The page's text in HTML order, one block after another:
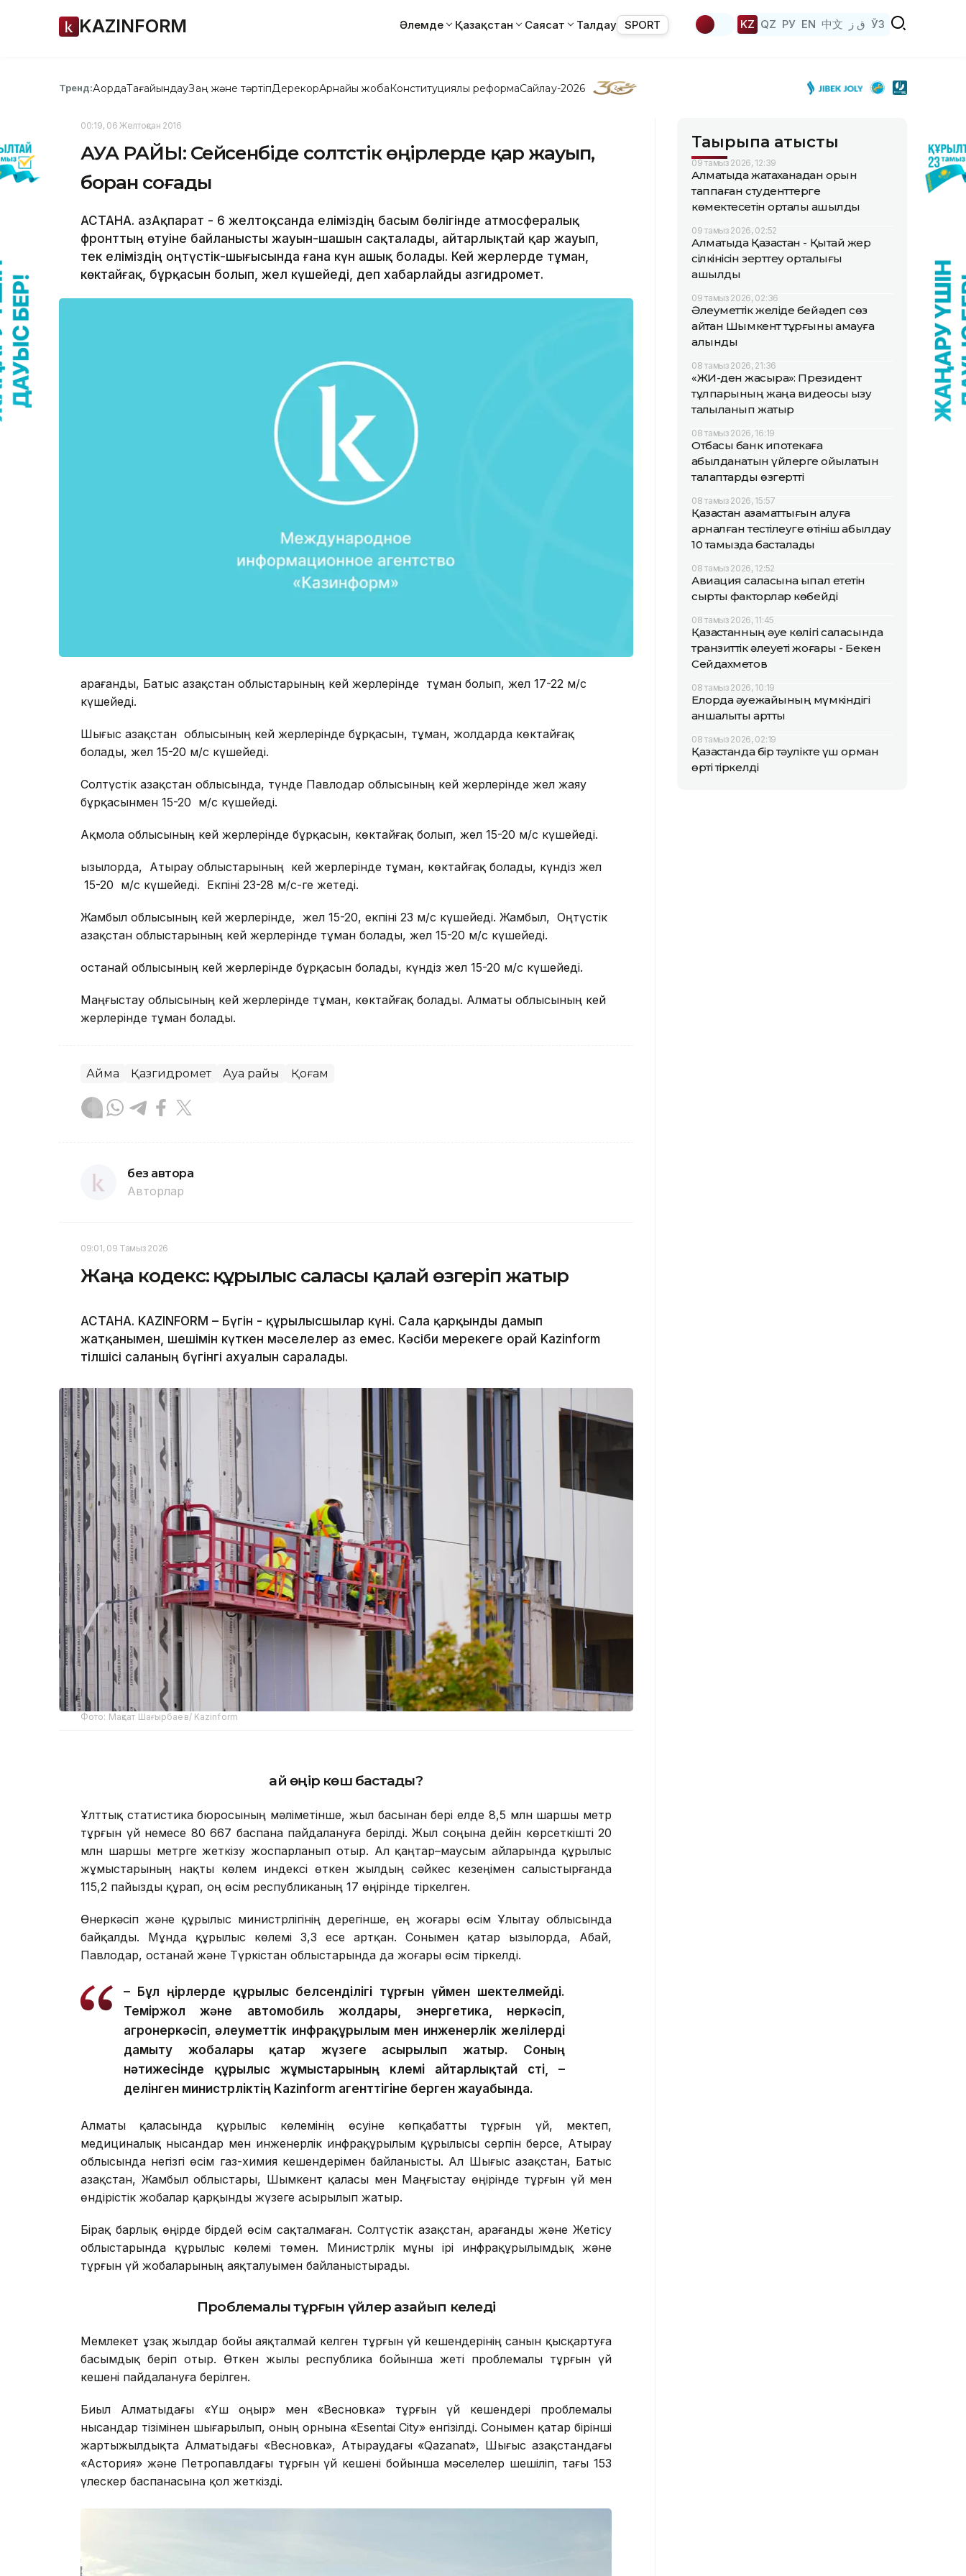
KAZINFORM Әлемде Қазақстан Саясат Талдау SPORT KZ QZ РУ EN 中文 ق ز ЎЗ
Тренд:АқордаТағайындауЗаң және тәртіпДерекқорАрнайы жобаКонституциялық реформаСайлау-2026
00:19, 06 Желтоқсан 2016
АУА РАЙЫ: Сейсенбіде солтүстік өңірлерде қар жауып,
боран соғады
АСТАНА. ҚазАқпарат - 6 желтоқсанда еліміздің басым бөлігінде атмосфералық
фронттың өтуіне байланысты жауын-шашын сақталады, айтарлықтай қар жауып,
тек еліміздің оңтүстік-шығысында ғана күн ашық болады. Кей жерлерде тұман,
көктайғақ, бұрқасын болып, жел күшейеді, деп хабарлайды Қазгидромет.
Қарағанды, Батыс Қазақстан облыстарының кей жерлерінде тұман болып, жел 17-22 м/с
күшейеді.
Шығыс Қазақстан облысының кей жерлерінде бұрқасын, тұман, жолдарда көктайғақ
болады, жел 15-20 м/с күшейеді.
Солтүстік Қазақстан облысында, түнде Павлодар облысының кей жерлерінде жел жаяу
бұрқасынмен 15-20 м/с күшейеді.
Ақмола облысының кей жерлерінде бұрқасын, көктайғақ болып, жел 15-20 м/с күшейеді.
Қызылорда, Атырау облыстарының кей жерлерінде тұман, көктайғақ болады, күндіз жел
15-20 м/с күшейеді. Екпіні 23-28 м/с-ге жетеді.
Жамбыл облысының кей жерлерінде, жел 15-20, екпіні 23 м/с күшейеді. Жамбыл, Оңтүстік
Қазақстан облыстарының кей жерлерінде тұман болады, жел 15-20 м/с күшейеді.
Қостанай облысының кей жерлерінде бұрқасын болады, күндіз жел 15-20 м/с күшейеді.
Маңғыстау облысының кей жерлерінде тұман, көктайғақ болады. Алматы облысының кей
жерлерінде тұман болады.
Аймақ Қазгидромет Ауа райы Қоғам
без автора
Авторлар
09:01, 09 Тамыз 2026
Жаңа кодекс: құрылыс саласы қалай өзгеріп жатыр
АСТАНА. KAZINFORM – Бүгін - құрылысшылар күні. Сала қарқынды дамып
жатқанымен, шешімін күткен мәселелер аз емес. Кәсіби мерекеге орай Kazinform
тілшісі саланың бүгінгі ахуалын саралады.
Фото: Мақсат Шағырбаев/ Kazinform
Қай өңір көш бастады?
Ұлттық статистика бюросының мәліметінше, жыл басынан бері елде 8,5 млн шаршы метр
тұрғын үй немесе 80 667 баспана пайдалануға берілді. Жыл соңына дейін көрсеткішті 20
млн шаршы метрге жеткізу жоспарланып отыр. Ал қаңтар–маусым айларында құрылыс
жұмыстарының нақты көлем индексі өткен жылдың сәйкес кезеңімен салыстырғанда
115,2 пайызды құрап, оң өсім республиканың 17 өңірінде тіркелген.
Өнеркәсіп және құрылыс министрлігінің дерегінше, ең жоғары өсім Ұлытау облысында
байқалды. Мұнда құрылыс көлемі 3,3 есе артқан. Сонымен қатар Қызылорда, Абай,
Павлодар, Қостанай және Түркістан облыстарында да жоғары өсім тіркелді.
– Бұл өңірлерде құрылыс белсенділігі тұрғын үймен шектелмейді.
Теміржол және автомобиль жолдары, энергетика, өнеркәсіп,
агроөнеркәсіп, әлеуметтік инфрақұрылым мен инженерлік желілерді
дамыту жобалары қатар жүзеге асырылып жатыр. Соның
нәтижесінде құрылыс жұмыстарының көлемі айтарлықтай өсті, –
делінген министрліктің Kazinform агенттігіне берген жауабында.
Алматы қаласында құрылыс көлемінің өсуіне көпқабатты тұрғын үй, мектеп,
медициналық нысандар мен инженерлік инфрақұрылым құрылысы серпін берсе, Атырау
облысында негізгі өсім газ-химия кешендерімен байланысты. Ал Шығыс Қазақстан, Батыс
Қазақстан, Жамбыл облыстары, Шымкент қаласы мен Маңғыстау өңірінде тұрғын үй мен
өндірістік жобалар қарқынды жүзеге асырылып жатыр.
Бірақ барлық өңірде бірдей өсім сақталмаған. Солтүстік Қазақстан, Қарағанды және Жетісу
облыстарында құрылыс көлемі төмен. Министрлік мұны ірі инфрақұрылымдық және
тұрғын үй жобаларының аяқталуымен байланыстырады.
Проблемалы тұрғын үйлер азайып келеді
Мемлекет ұзақ жылдар бойы аяқталмай келген тұрғын үй кешендерінің санын қысқартуға
басымдық беріп отыр. Өткен жылы республика бойынша жеті проблемалы тұрғын үй
кешені пайдалануға берілген.
Биыл Алматыдағы «Үш Қоңыр» мен «Весновка» тұрғын үй кешендері проблемалы
нысандар тізімінен шығарылып, оның орнына «Esentai City» енгізілді. Сонымен қатар бірінші
жартыжылдықта Алматыдағы «Весновка», Атыраудағы «Qazanat», Шығыс Қазақстандағы
«Астория» және Петропавлдағы тұрғын үй кешені бойынша мәселелер шешіліп, тағы 153
үлескер баспанасына қол жеткізді.
Тақырыпқа қатысты
09 тамыз 2026, 12:39
Алматыда жатақханадан орын
таппаған студенттерге
көмектесетін орталық ашылды
09 тамыз 2026, 02:52
Алматыда Қазақстан - Қытай жер
сілкінісін зерттеу орталығы
ашылды
09 тамыз 2026, 02:36
Әлеуметтік желіде бейәдеп сөз
айтқан Шымкент тұрғыны қамауға
алынды
08 тамыз 2026, 21:36
«ЖИ-ден жақсырақ»: Президент
тұлпарының жаңа видеосы қызу
талқыланып жатыр
08 тамыз 2026, 16:19
Отбасы банк ипотекаға
қабылданатын үйлерге қойылатын
талаптарды өзгертті
08 тамыз 2026, 15:57
Қазақстан азаматтығын алуға
арналған тестілеуге өтініш қабылдау
10 тамызда басталады
08 тамыз 2026, 12:52
Авиация саласына ықпал ететін
сыртқы факторлар көбейді
08 тамыз 2026, 11:45
Қазақстанның әуе көлігі саласында
транзиттік әлеуеті жоғары - Бекен
Сейдахметов
08 тамыз 2026, 10:19
Елорда әуежайының мүмкіндігі
қаншалықты артты
08 тамыз 2026, 02:19
Қазақстанда бір тәулікте үш орман
өрті тіркелді